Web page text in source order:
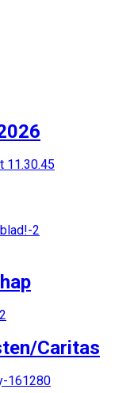
Caritas